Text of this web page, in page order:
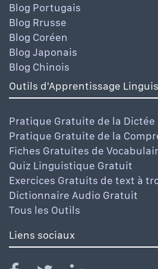
Blog Portugais
Blog Rrusse
Blog Coréen
Blog Japonais
Blog Chinois
Outils d'Apprentissage
Pratique Gratuite de la Dictée
Pratique Gratuite de la
Fiches Gratuites de
Quiz Linguistique Gratuit
Exercices Gratuits de text à
Dictionnaire Audio Gratuit
Tous les Outils
Liens sociaux